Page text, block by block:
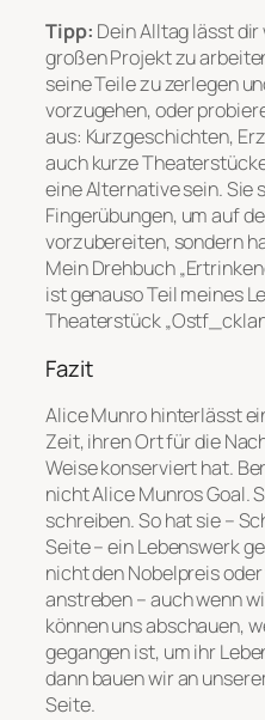
Tipp: Dein Alltag lässt
großen Projekt zu
seine Teile zu zerlegen
vorzugehen, oder
aus: Kurzgeschichten,
auch kurze
eine Alternative sein. Sie
Fingerübungen, um auf
vorzubereiten, sondern
Mein Drehbuch
ist genauso Teil meines
Theaterstück
Fazit
Alice Munro hinterlässt
Zeit, ihren Ort für die
Weise konserviert hat.
nicht Alice Munros Goal.
schreiben. So hat sie –
Seite – ein Lebenswerk
nicht den Nobelpreis
anstreben – auch wenn
können uns abschauen,
gegangen ist, um ihr
dann bauen wir an
Seite.